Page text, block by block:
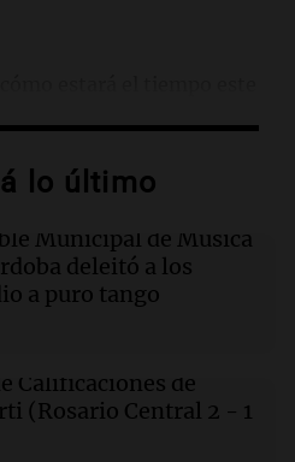
y escala posiciones
lo último
Municipal de Música
deleitó a los
a puro tango
Calificaciones de
(Rosario Central 2 - 1